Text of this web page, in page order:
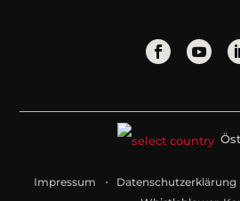
Impressum Datenschutzerklärung